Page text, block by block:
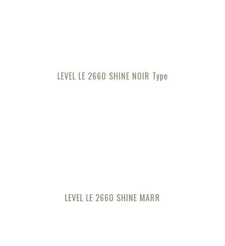
LEVEL LE 2660 SHINE NOIR Type
LEVEL LE 2660 SHINE MARR